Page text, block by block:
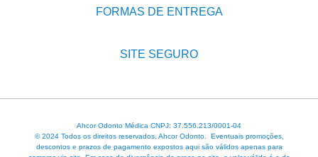
FORMAS DE ENTREGA
SITE SEGURO
Ahcor Odonto Médica CNPJ: 37.556.213/0001-04
© 2024 Todos os direitos reservados. Ahcor Odonto. Eventuais promoções,
descontos e prazos de pagamento expostos aqui são válidos apenas para